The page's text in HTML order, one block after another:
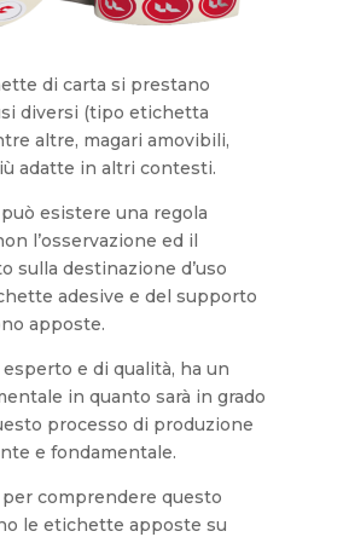
di carta si prestano
diversi (tipo etichetta
altre, magari amovibili,
adatte in altri contesti.
esistere una regola
l’osservazione ed il
sulla destinazione d’uso
adesive e del supporto
apposte.
e di qualità, ha un
in quanto sarà in grado
processo di produzione
e fondamentale.
comprendere questo
le etichette apposte su